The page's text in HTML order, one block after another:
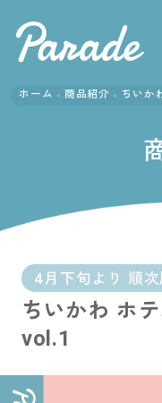
よくある質
会社概要
採用情報
ホーム 商品紹介 ちいか
4月下旬より 順
ちいかわ ホ
vol.1